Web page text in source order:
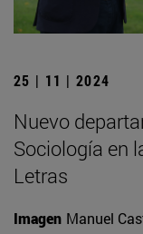
25 | 11 | 2024
Nuevo
Sociología en
Letras
Imagen Manuel